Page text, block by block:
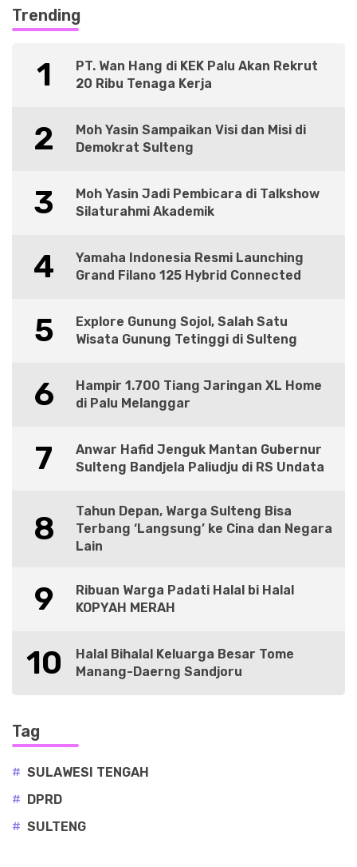
Trending
1
PT. Wan Hang di KEK Palu Akan Rekrut
20 Ribu Tenaga Kerja
2
Moh Yasin Sampaikan Visi dan Misi di
Demokrat Sulteng
3
Moh Yasin Jadi Pembicara di Talkshow
Silaturahmi Akademik
4
Yamaha Indonesia Resmi Launching
Grand Filano 125 Hybrid Connected
5
Explore Gunung Sojol, Salah Satu
Wisata Gunung Tetinggi di Sulteng
6
Hampir 1.700 Tiang Jaringan XL Home
di Palu Melanggar
7
Anwar Hafid Jenguk Mantan Gubernur
Sulteng Bandjela Paliudju di RS Undata
8
Tahun Depan, Warga Sulteng Bisa
Terbang ‘Langsung’ ke Cina dan Negara
Lain
9
Ribuan Warga Padati Halal bi Halal
KOPYAH MERAH
10
Halal Bihalal Keluarga Besar Tome
Manang-Daerng Sandjoru
Tag
# SULAWESI TENGAH
# DPRD
# SULTENG